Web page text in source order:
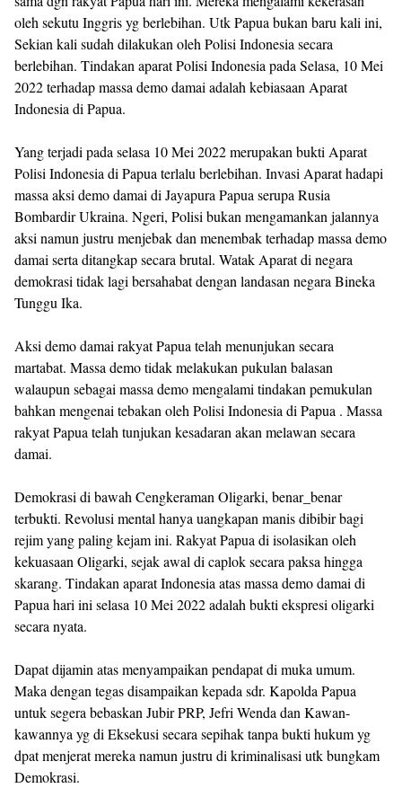
oleh sekutu Inggris yg berlebihan. Utk Papua bukan baru kali ini,
Sekian kali sudah dilakukan oleh Polisi Indonesia secara
berlebihan. Tindakan aparat Polisi Indonesia pada Selasa, 10 Mei
2022 terhadap massa demo damai adalah kebiasaan Aparat
Indonesia di Papua.
Yang terjadi pada selasa 10 Mei 2022 merupakan bukti Aparat
Polisi Indonesia di Papua terlalu berlebihan. Invasi Aparat hadapi
massa aksi demo damai di Jayapura Papua serupa Rusia
Bombardir Ukraina. Ngeri, Polisi bukan mengamankan jalannya
aksi namun justru menjebak dan menembak terhadap massa demo
damai serta ditangkap secara brutal. Watak Aparat di negara
demokrasi tidak lagi bersahabat dengan landasan negara Bineka
Tunggu Ika.
Aksi demo damai rakyat Papua telah menunjukan secara
martabat. Massa demo tidak melakukan pukulan balasan
walaupun sebagai massa demo mengalami tindakan pemukulan
bahkan mengenai tebakan oleh Polisi Indonesia di Papua . Massa
rakyat Papua telah tunjukan kesadaran akan melawan secara
damai.
Demokrasi di bawah Cengkeraman Oligarki, benar_benar
terbukti. Revolusi mental hanya uangkapan manis dibibir bagi
rejim yang paling kejam ini. Rakyat Papua di isolasikan oleh
kekuasaan Oligarki, sejak awal di caplok secara paksa hingga
skarang. Tindakan aparat Indonesia atas massa demo damai di
Papua hari ini selasa 10 Mei 2022 adalah bukti ekspresi oligarki
secara nyata.
Dapat dijamin atas menyampaikan pendapat di muka umum.
Maka dengan tegas disampaikan kepada sdr. Kapolda Papua
untuk segera bebaskan Jubir PRP, Jefri Wenda dan Kawan-
kawannya yg di Eksekusi secara sepihak tanpa bukti hukum yg
dpat menjerat mereka namun justru di kriminalisasi utk bungkam
Demokrasi.